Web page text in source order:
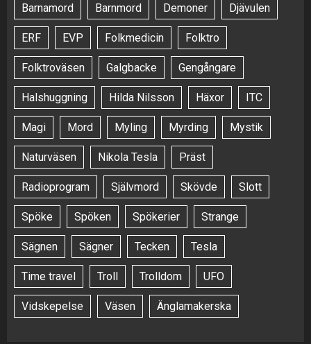
Barnamord Barnmord Demoner Djävulen
ERF EVP Folkmedicin Folktro
Folktroväsen Galgbacke Gengångare
Halshuggning Hilda Nilsson Häxor ITC
Magi Mord Myling Myrding Mystik
Naturväsen Nikola Tesla Präst
Radioprogram Självmord Skövde Slott
Spöke Spöken Spökerier Strange
Sägnen Sägner Tecken Tesla
Time travel Troll Trolldom UFO
Vidskepelse Väsen Änglamakerska